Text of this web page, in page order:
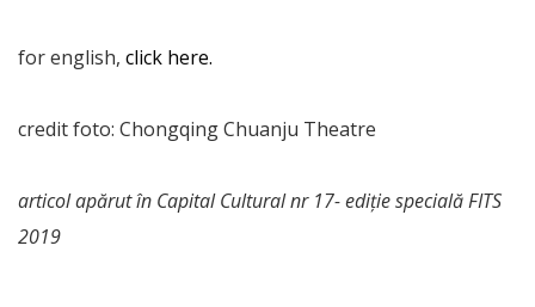
for english, click here.
credit foto: Chongqing Chuanju Theatre
articol apărut în Capital Cultural nr 17- ediție specială FITS
2019